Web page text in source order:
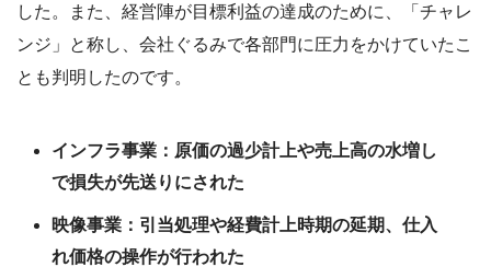
した。また、経営陣が目標利益の達成のために、「チャレ
ンジ」と称し、会社ぐるみで各部門に圧力をかけていたこ
とも判明したのです。
インフラ事業：原価の過少計上や売上高の水増し
で損失が先送りにされた
映像事業：引当処理や経費計上時期の延期、仕入
れ価格の操作が行われた